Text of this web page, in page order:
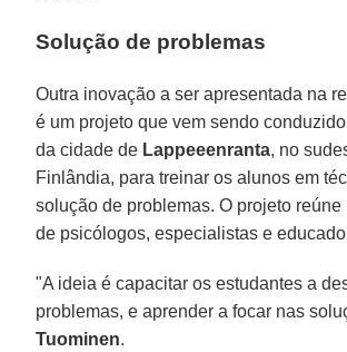
Solução de problemas
Outra inovação a ser apresentada na
é um projeto que vem sendo
da cidade de Lappeeenranta, no
Finlândia, para treinar os alunos em
solução de problemas. O projeto
de psicólogos, especialistas e
"A ideia é capacitar os estudantes a
problemas, e aprender a focar nas
Tuominen.